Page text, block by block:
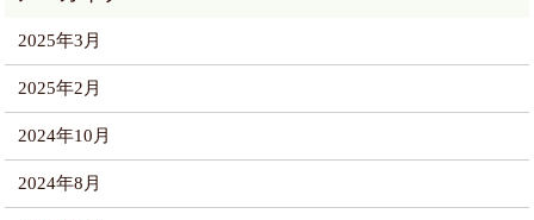
2025年3月
2025年2月
2024年10月
2024年8月